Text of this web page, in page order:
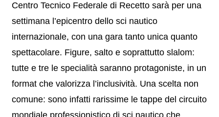
Centro Tecnico Federale di Recetto sarà per una
settimana l’epicentro dello sci nautico
internazionale, con una gara tanto unica quanto
spettacolare. Figure, salto e soprattutto slalom:
tutte e tre le specialità saranno protagoniste, in un
format che valorizza l’inclusività. Una scelta non
comune: sono infatti rarissime le tappe del circuito
mondiale professionistico di sci nautico che